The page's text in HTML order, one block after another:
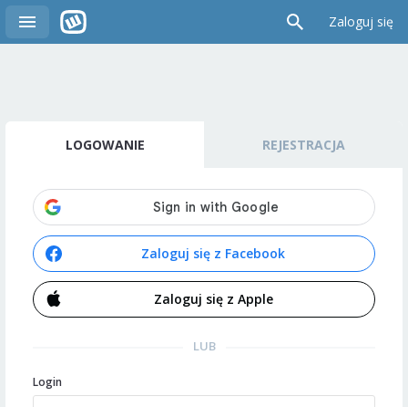
Zaloguj się
LOGOWANIE REJESTRACJA
Zaloguj się z Facebook
Zaloguj się z Apple
LUB
Login